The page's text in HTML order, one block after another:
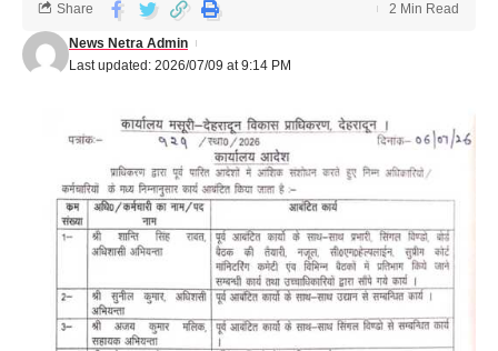
Last updated: 2026/07/09 at 9:14 PM
News Netra Admin
Share 2 Min Read